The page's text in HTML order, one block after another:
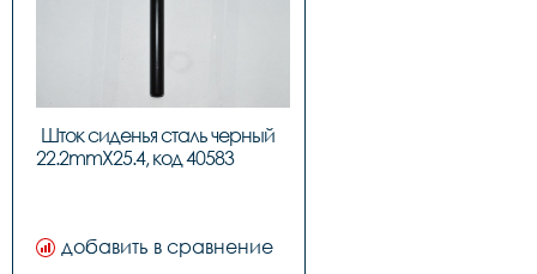
Шток сиденья сталь черный
добавить в сравнение